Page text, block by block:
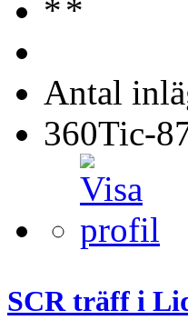
Antal
360Tic-
SCR träff i